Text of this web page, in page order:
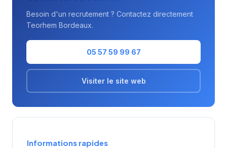
Besoin d'un recrutement ? Contactez directement
Teorhem Bordeaux.
05 57 59 99 67
Visiter le site web
Informations rapides